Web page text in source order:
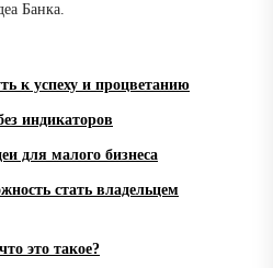
Банка.
к успеху и процветанию
индикаторов
для малого бизнеса
стать владельцем
это такое?